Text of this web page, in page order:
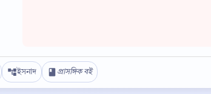
ইসনাদ প্রাসঙ্গিক বই